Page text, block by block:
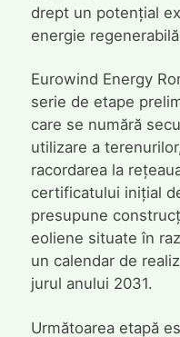
drept un potențial
energie
Eurowind Energy
serie de etape
care se numără
utilizare a
racordarea la
certificatului inițial
presupune
eoliene situate în
un calendar de
jurul anului 2031.
Următoarea etapă